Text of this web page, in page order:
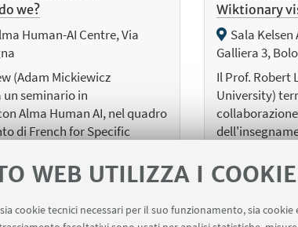
WEB UTILIZZA I COOKIE
cookie tecnici necessari per il suo funzionamento, sia
we?
Human-AI Centre, Via
(Adam Mickiewicz
seminario in
Alma Human AI, nel quadro
di French for Specific
Wiktionary
Sala
Galliera 3,
Il Prof. Robert
University)